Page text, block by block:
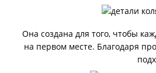
Она создана для того, чтобы
на первом месте. Благодаря